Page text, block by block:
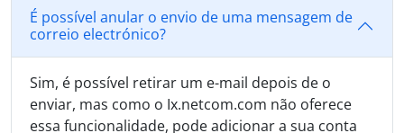
É possível anular o envio de uma mensagem de
correio electrónico?
Sim, é possível retirar um e-mail depois de o
enviar, mas como o Ix.netcom.com não oferece
essa funcionalidade, pode adicionar a sua conta